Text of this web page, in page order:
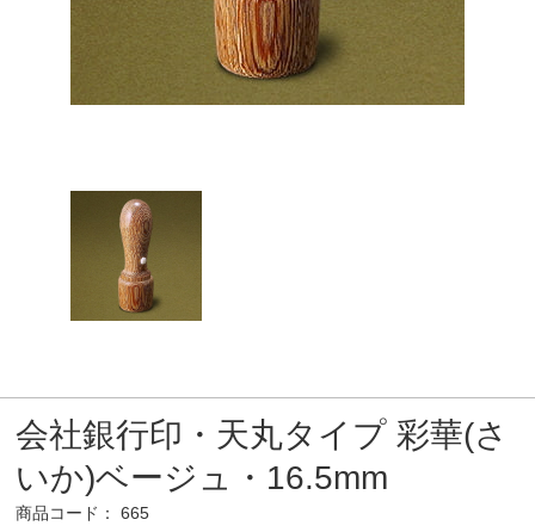
会社銀行印・天丸タイプ 彩華(さ
いか)ベージュ・16.5mm
商品コード： 665